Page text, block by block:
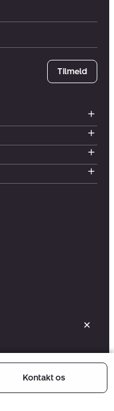
Kontakt os
Tilmeld
✕